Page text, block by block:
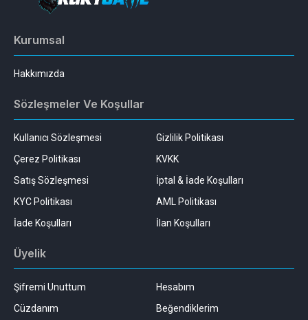
Kurumsal
Hakkımızda
Sözleşmeler Ve Koşullar
Kullanıcı Sözleşmesi
Gizlilik Politikası
Çerez Politikası
KVKK
Satış Sözleşmesi
İptal & İade Koşulları
KYC Politikası
AML Politikası
İade Koşulları
İlan Koşulları
Üyelik
Şifremi Unuttum
Hesabım
Cüzdanım
Beğendiklerim